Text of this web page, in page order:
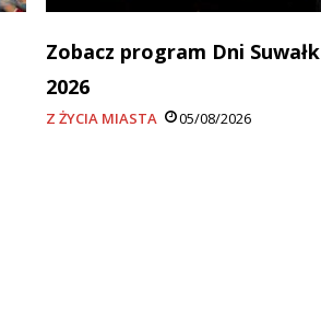
Zobacz program Dni Suwałk
2026
Z ŻYCIA MIASTA 05/08/2026